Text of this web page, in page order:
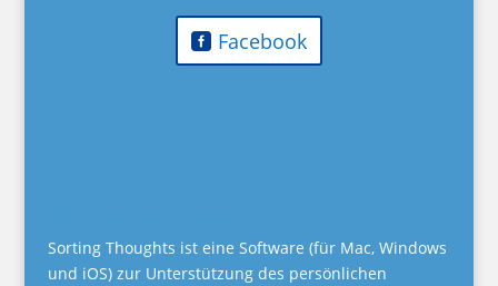
Facebook
Sorting Thoughts ist eine Software (für Mac, Windows
und iOS) zur Unterstützung des persönlichen